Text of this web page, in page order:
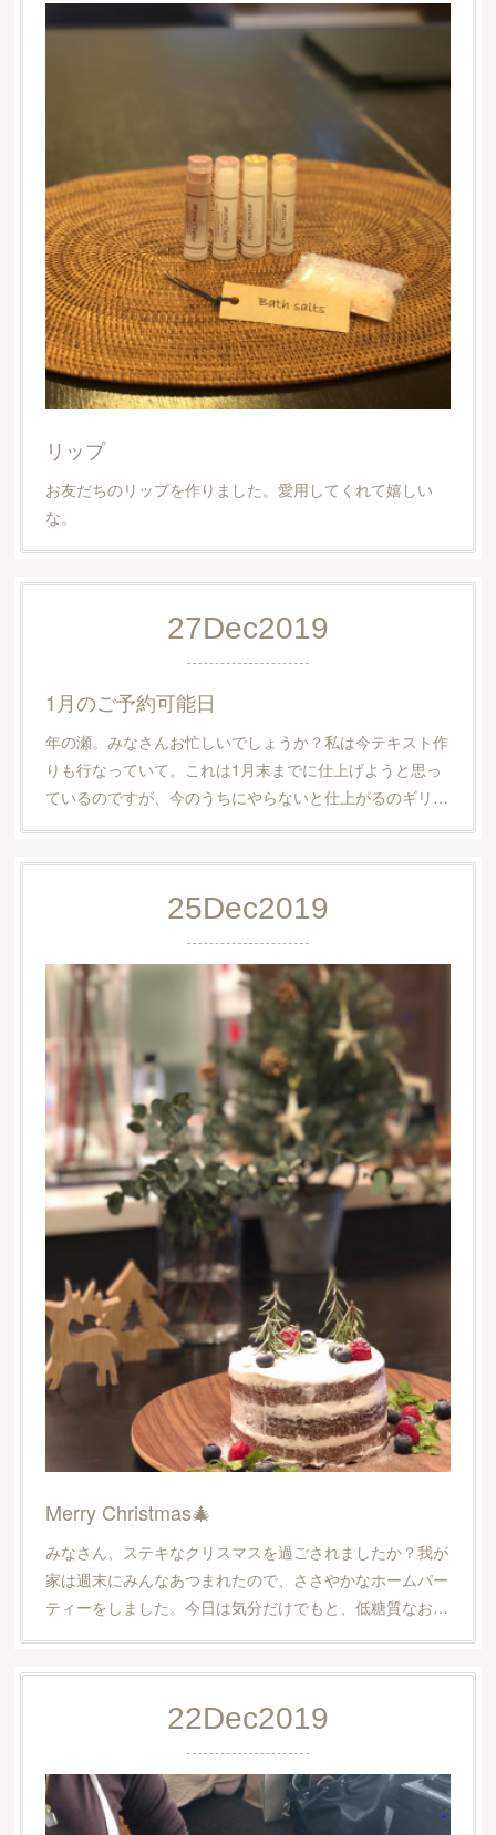
リップ
お友だちのリップを作りました。愛用してくれて嬉しい
な。
27Dec2019
1月のご予約可能日
年の瀬。みなさんお忙しいでしょうか？私は今テキスト作
りも行なっていて。これは1月末までに仕上げようと思っ
ているのですが、今のうちにやらないと仕上がるのギリ…
25Dec2019
Merry Christmas🎄
みなさん、ステキなクリスマスを過ごされましたか？我が
家は週末にみんなあつまれたので、ささやかなホームパー
ティーをしました。今日は気分だけでもと、低糖質なお…
22Dec2019